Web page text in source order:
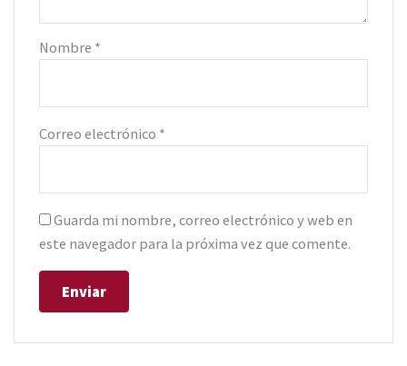
Nombre *
Correo electrónico *
Guarda mi nombre, correo electrónico y web en
este navegador para la próxima vez que comente.